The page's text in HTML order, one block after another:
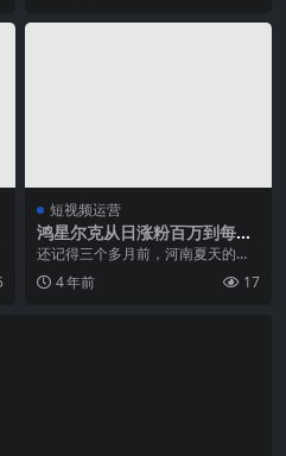
短视频运营
鸿星尔克从日涨粉百万到每天
掉粉1万，只用了3个月？
还记得三个多月前，河南夏天的特
大暴雨么？暴雨过后，很多企业都
加入了捐款支援河南的...
4 年前 17